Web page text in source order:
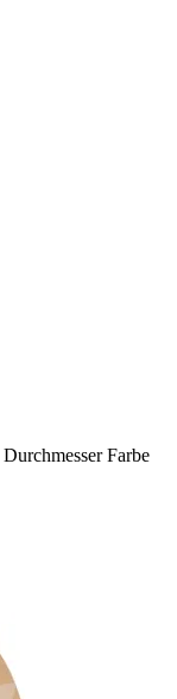
Durchmesser Farbe